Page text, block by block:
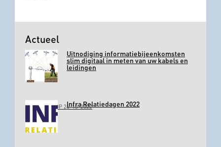
Actueel
Uitnodiging informatiebijeenkomsten
slim digitaal in meten van uw kabels en
leidingen
GEPLAATST OP 26-10-2022Infra Relatiedagen 2022